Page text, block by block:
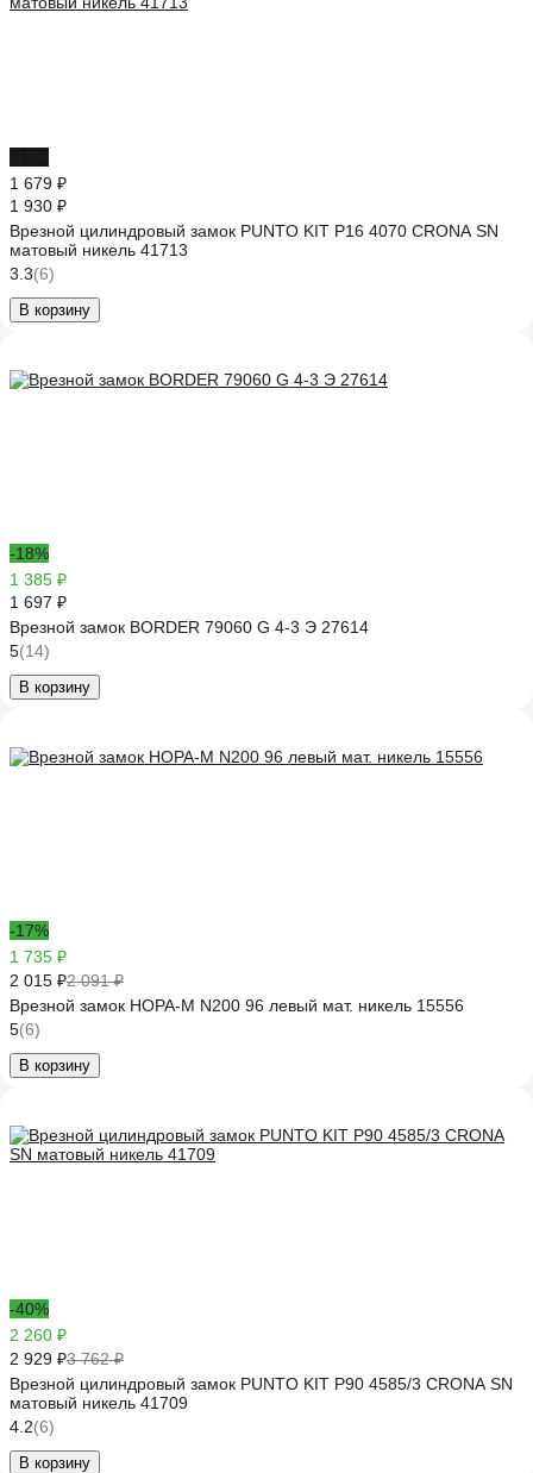
1 679 ₽
1 930 ₽
Врезной цилиндровый замок PUNTO KIT P16 4070 CRONA SN
матовый никель 41713
3.3(6)
В корзину
-18%
1 385 ₽
1 697 ₽
Врезной замок BORDER 79060 G 4-3 Э 27614
5(14)
В корзину
-17%
1 735 ₽
2 015 ₽2 091 ₽
Врезной замок НОРА-М N200 96 левый мат. никель 15556
5(6)
В корзину
-40%
2 260 ₽
2 929 ₽3 762 ₽
Врезной цилиндровый замок PUNTO KIT P90 4585/3 CRONA SN
матовый никель 41709
4.2(6)
В корзину